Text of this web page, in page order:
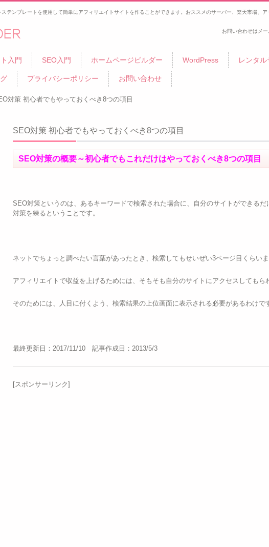
テンプレートを使用して簡単にアフィリエイトサイトを作ることができます。おススメのサーバー、楽天市場、
お問い合わせはメ
入門 SEO入門 ホームページビルダー WordPress レンタ
プライバシーポリシー お問い合わせ
対策 初心者でもやっておくべき8つの項目
SEO対策 初心者でもやっておくべき8つの項目
SEO対策の概要～初心者でもこれだけはやっておくべき8つの項目
SEO対策というのは、あるキーワードで検索された場合に、自分のサイトができるだ
対策を練るということです。
ネットでちょっと調べたい言葉があったとき、検索してもせいぜい3ページ目くらいま
アフィリエイトで収益を上げるためには、そもそも自分のサイトにアクセスしてもら
そのためには、人目に付くよう、検索結果の上位画面に表示される必要があるわけで
最終更新日：2017/11/10 記事作成日：2013/5/3
[スポンサーリンク]